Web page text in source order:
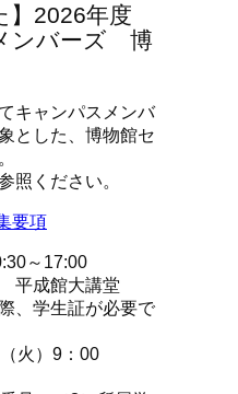
】2026年度
ンバーズ 博
キャンパスメンバ
とした、博物館セ
照ください。
要項
～17:00
平成館大講堂
、学生証が必要で
火）9：00